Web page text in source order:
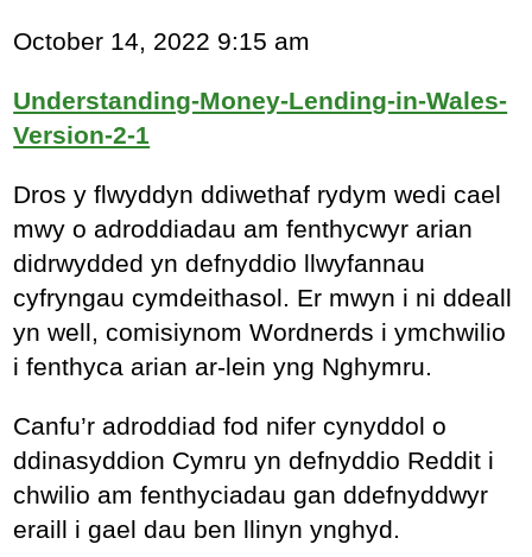
October 14, 2022 9:15 am
Understanding-Money-Lending-in-Wales-
Version-2-1
Dros y flwyddyn ddiwethaf rydym wedi cael
mwy o adroddiadau am fenthycwyr arian
didrwydded yn defnyddio llwyfannau
cyfryngau cymdeithasol. Er mwyn i ni ddeall
yn well, comisiynom Wordnerds i ymchwilio
i fenthyca arian ar-lein yng Nghymru.
Canfu’r adroddiad fod nifer cynyddol o
ddinasyddion Cymru yn defnyddio Reddit i
chwilio am fenthyciadau gan ddefnyddwyr
eraill i gael dau ben llinyn ynghyd.